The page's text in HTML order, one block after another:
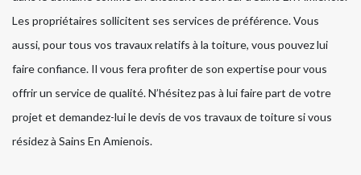
Les propriétaires sollicitent ses services de préférence. Vous
aussi, pour tous vos travaux relatifs à la toiture, vous pouvez lui
faire confiance. Il vous fera profiter de son expertise pour vous
offrir un service de qualité. N’hésitez pas à lui faire part de votre
projet et demandez-lui le devis de vos travaux de toiture si vous
résidez à Sains En Amienois.